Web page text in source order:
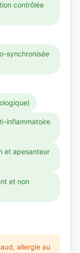
contrôlée
synchronisée
inflammatoire
et apesanteur
et non
allergie au